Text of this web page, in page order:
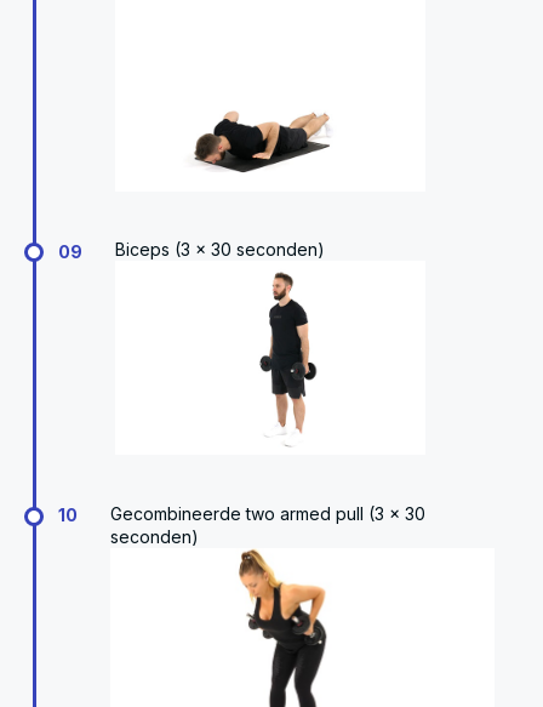
09 Biceps (3 x 30 seconden)
10
Gecombineerde two armed pull (3 x 30
seconden)